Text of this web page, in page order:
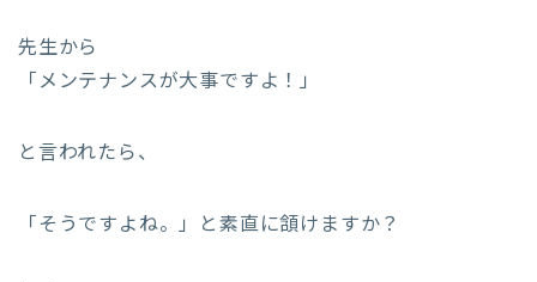
先生から
「メンテナンスが大事ですよ！」
と言われたら、
「そうですよね。」と素直に頷けますか？